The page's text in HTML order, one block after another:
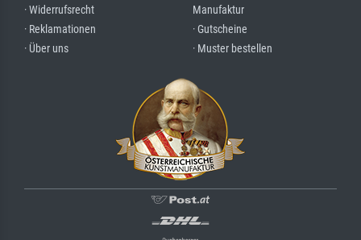
· Widerrufsrecht
· Reklamationen
· Über uns
Manufaktur
· Gutscheine
· Muster bestellen